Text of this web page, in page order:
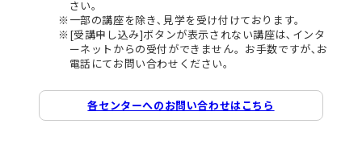
さい。
一部の講座を除き､見学を受け付けております。
[受講申し込み]ボタンが表示されない講座は､インタ
ーネットからの受付ができません。お手数ですが､お
電話にてお問い合わせください。
各センターへのお問い合わせはこちら